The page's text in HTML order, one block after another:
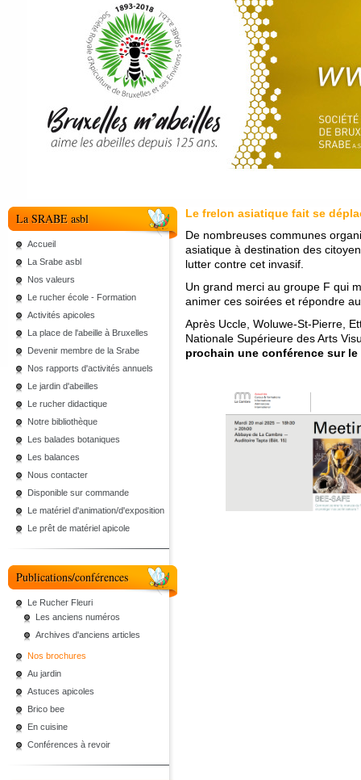
La SRABE asbl
Accueil
La Srabe asbl
Nos valeurs
Le rucher école - Formation
Activités apicoles
La place de l'abeille à Bruxelles
Devenir membre de la Srabe
Nos rapports d'activités annuels
Le jardin d'abeilles
Le rucher didactique
Notre bibliothèque
Les balades botaniques
Les balances
Nous contacter
Disponible sur commande
Le matériel d'animation/d'exposition
Le prêt de matériel apicole
Publications/conférences
Le Rucher Fleuri
Les anciens numéros
Archives d'anciens articles
Nos brochures
Au jardin
Astuces apicoles
Brico bee
En cuisine
Conférences à revoir
Le frelon asiatique fait se
De nombreuses communes
asiatique à destination des
lutter contre cet invasif.
Un grand merci au groupe F qui
animer ces soirées et répondre
Après Uccle, Woluwe-St-Pierre,
Nationale Supérieure des Arts
prochain une conférence sur